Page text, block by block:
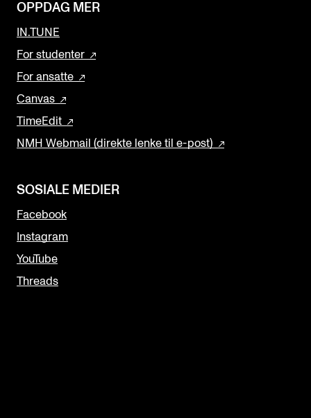
OPPDAG MER
IN.TUNE
For studenter
For ansatte
Canvas
TimeEdit
NMH Webmail (direkte lenke til e-post)
SOSIALE MEDIER
Facebook
Instagram
YouTube
Threads